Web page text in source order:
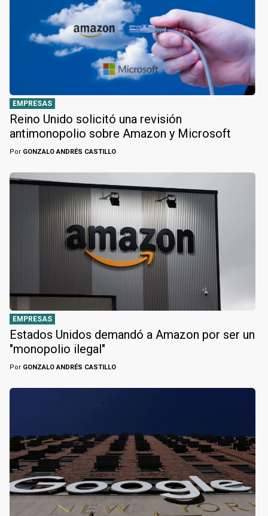
EMPRESAS
Reino Unido solicitó una revisión
antimonopolio sobre Amazon y Microsoft
Por GONZALO ANDRÉS CASTILLO
EMPRESAS
Estados Unidos demandó a Amazon por ser un
"monopolio ilegal"
Por GONZALO ANDRÉS CASTILLO